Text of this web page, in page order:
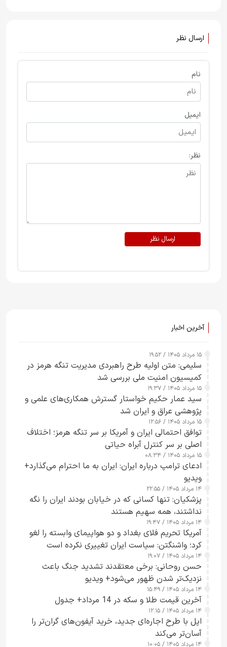
ارسال نظر
نام
ایمیل
نظر:
ارسال نظر
آخرین اخبار
۱۵ مرداد ۱۴۰۵ / ۱۹:۵۲
سلیمی: متن اولیه طرح راهبردی مدیریت تنگه هرمز در
کمیسیون امنیت ملی بررسی شد
۱۵ مرداد ۱۴۰۵ / ۱۹:۳۷
سید عمار حکیم خواستار گسترش همکاری‌های علمی و
پژوهشی عراق و ایران شد
۱۵ مرداد ۱۴۰۵ / ۱۲:۵۶
توافق احتمالی ایران و آمریکا بر سر تنگه هرمز؛ اختلاف
اصلی بر سر کنترل آبراه حیاتی
۱۵ مرداد ۱۴۰۵ / ۰۸:۳۴
ادعای ترامپ درباره ایران: ایران به ما احترام می‌گذارد+
ویدیو
۱۴ مرداد ۱۴۰۵ / ۲۲:۵۵
پزشکیان: تنها کسانی که در خیابان بودند ایران را نگه
نداشتند، همه سهیم هستند
۱۴ مرداد ۱۴۰۵ / ۱۹:۴۷
آمریکا تحریم فلای بغداد و دو هواپیمای وابسته را لغو
کرد؛ واشنگتن: سیاست ایران تغییری نکرده است
۱۴ مرداد ۱۴۰۵ / ۱۹:۰۷
حسن روحانی: برخی معتقدند تشدید جنگ باعث
نزدیک‌تر شدن ظهور می‌شود+ ویدیو
۱۴ مرداد ۱۴۰۵ / ۱۵:۴۹
آخرین قیمت طلا و سکه در 14 مرداد+ جدول
۱۴ مرداد ۱۴۰۵ / ۱۲:۱۵
اپل با طرح اجاره‌ای جدید، خرید آیفون‌های گران‌تر را
آسان‌تر می‌کند
۱۴ مرداد ۱۴۰۵ / ۱۰:۰۵